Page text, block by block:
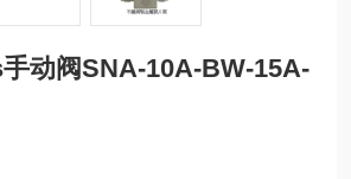
动阀SNA-10A-BW-15A-